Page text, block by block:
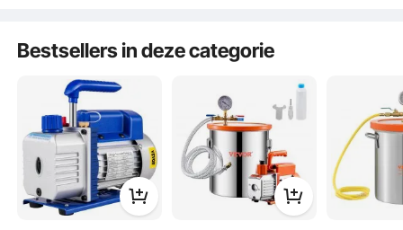
voor auto-
Bestsellers in deze categorie